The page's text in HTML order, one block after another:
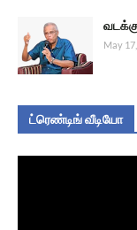
May
ட்ரெண்டிங் வீடியோ